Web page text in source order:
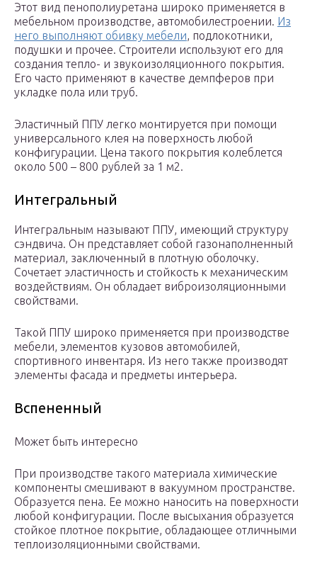
Этот вид пенополиуретана широко применяется в
мебельном производстве, автомобилестроении. Из
него выполняют обивку мебели, подлокотники,
подушки и прочее. Строители используют его для
создания тепло- и звукоизоляционного покрытия.
Его часто применяют в качестве демпферов при
укладке пола или труб.
Эластичный ППУ легко монтируется при помощи
универсального клея на поверхность любой
конфигурации. Цена такого покрытия колеблется
около 500 – 800 рублей за 1 м2.
Интегральный
Интегральным называют ППУ, имеющий структуру
сэндвича. Он представляет собой газонаполненный
материал, заключенный в плотную оболочку.
Сочетает эластичность и стойкость к механическим
воздействиям. Он обладает виброизоляционными
свойствами.
Такой ППУ широко применяется при производстве
мебели, элементов кузовов автомобилей,
спортивного инвентаря. Из него также производят
элементы фасада и предметы интерьера.
Вспененный
Может быть интересно
При производстве такого материала химические
компоненты смешивают в вакуумном пространстве.
Образуется пена. Ее можно наносить на поверхности
любой конфигурации. После высыхания образуется
стойкое плотное покрытие, обладающее отличными
теплоизоляционными свойствами.